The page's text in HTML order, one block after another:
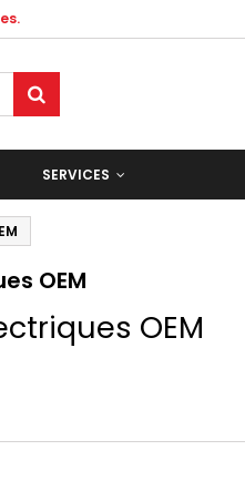
SERVICES
OEM
OEM